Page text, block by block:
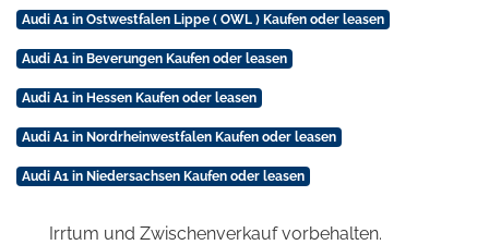
Audi A1 in Ostwestfalen Lippe ( OWL ) Kaufen oder leasen
Audi A1 in Beverungen Kaufen oder leasen
Audi A1 in Hessen Kaufen oder leasen
Audi A1 in Nordrheinwestfalen Kaufen oder leasen
Audi A1 in Niedersachsen Kaufen oder leasen
Irrtum und Zwischenverkauf vorbehalten.